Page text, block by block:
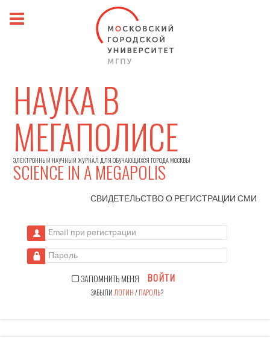
НАУКА В
МЕГАПОЛИСЕ
ЭЛЕКТРОННЫЙ НАУЧНЫЙ ЖУРНАЛ ДЛЯ ОБУЧАЮЩИХСЯ ГОРОДА МОСКВЫ
SCIENCE IN A MEGAPOLIS
СВИДЕТЕЛЬСТВО О РЕГИСТРАЦИИСМИ
Email при регистрации
Пароль
ЗАПОМНИТЬ МЕНЯ ВОЙТИ
ЗАБЫЛИ ЛОГИН/ПАРОЛЬ?